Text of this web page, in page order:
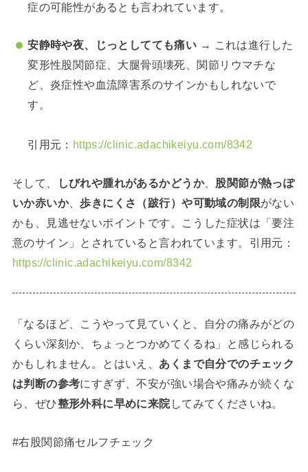
症の可能性があるとも言われています。
安静時や夜、じっとしてても痛い → これは進行した
変形性股関節症、大腿骨頭壊死、関節リウマチな
ど、炎症性や血流障害系のサインかもしれないで
す。
引用元： https://clinic.adachikeiyu.com/8342
そして、 しびれや腫れがあるかどうか、 股関節が熱っぽ
いか赤いか、歩きにくさ（跛行）や可動域の制限がない
かも、見逃せないポイントです。こうした症状は「要注
意のサイン」とされていると言われています。引用元：
https://clinic.adachikeiyu.com/8342
「なるほど、こうやって見ていくと、自分の痛みがどの
くらい深刻か、ちょっとつかめてくるね」と感じられる
かもしれません。とはいえ、 あくまで自分でのチェック
は判断の参考にすぎず、不安が強い場合や痛みが続くな
ら、ぜひ整形外科に早めに来院してみてくださいね。
#右股関節痛セルフチェック